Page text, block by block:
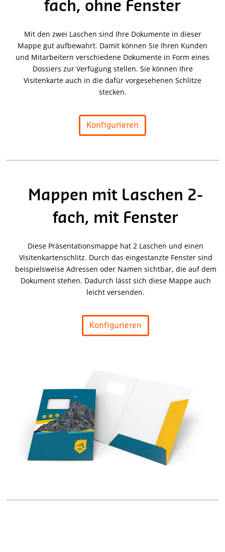
fach, ohne Fenster
Mit den zwei Laschen sind Ihre Dokumente in dieser
Mappe gut aufbewahrt. Damit können Sie Ihren Kunden
und Mitarbeitern verschiedene Dokumente in Form eines
Dossiers zur Verfügung stellen. Sie können Ihre
Visitenkarte auch in die dafür vorgesehenen Schlitze
stecken.
Konfigurieren
Mappen mit Laschen 2-
fach, mit Fenster
Diese Präsentationsmappe hat 2 Laschen und einen
Visitenkartenschlitz. Durch das eingestanzte Fenster sind
beispielsweise Adressen oder Namen sichtbar, die auf dem
Dokument stehen. Dadurch lässt sich diese Mappe auch
leicht versenden.
Konfigurieren